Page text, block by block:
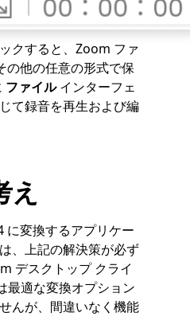
クすると、Zoom ファ
の他の任意の形式で保
ファイルインターフェ
て録音を再生および編
え
変換するアプリケー
、上記の解決策が必ず
デスクトップ クライ
最適な変換オプション
んが、間違いなく機能